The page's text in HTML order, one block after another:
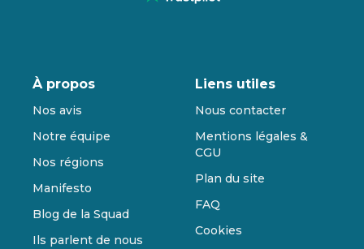
À propos
Nos avis
Notre équipe
Nos régions
Manifesto
Blog de la Squad
Ils parlent de nous
Liens utiles
Nous contacter
Mentions légales &
CGU
Plan du site
FAQ
Cookies